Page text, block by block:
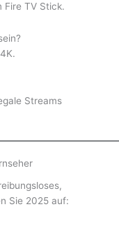
Fire TV Stick.
Streams
Sie 2025 auf: